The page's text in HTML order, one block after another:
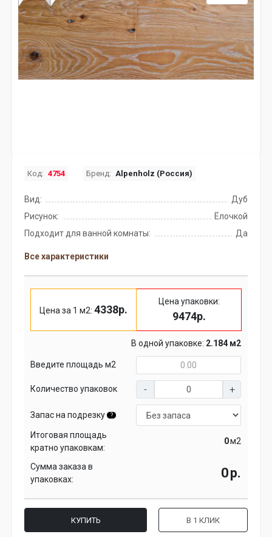
Код: 4754 Бренд: Alpenholz (Россия)
Вид:
Дуб
Рисунок:
Ёлочкой
Подходит для ванной комнаты:
Да
Все характеристики
Цена за 1 м2: 4338р.
Цена упаковки:
9474р.
В одной упаковке: 2.184 м2
Введите площадь м2
Количество упаковок
Запас на подрезку ?
Итоговая площадь
кратно упаковкам:
м2
Сумма заказа в
упаковках:
р.
КУПИТЬ В 1 КЛИК